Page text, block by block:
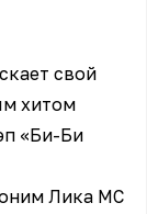
свой
хитом
«Би-Би
Лика МС